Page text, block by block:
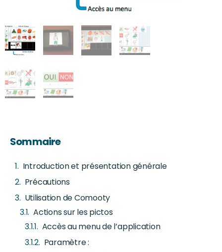
Sommaire
Introduction et présentation générale
Précautions
Utilisation de Comooty
Actions sur les pictos
Accès au menu de l’application
Paramètre :